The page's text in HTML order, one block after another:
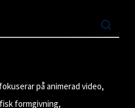
på animerad video,
formgivning,